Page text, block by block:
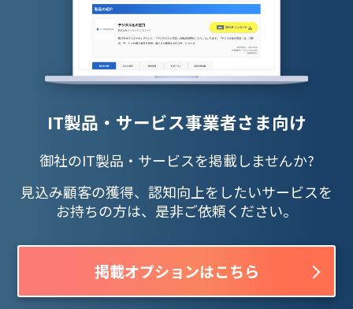
IT製品・サービス事業者さま向け
御社のIT製品・サービスを掲載しませんか?
見込み顧客の獲得、認知向上をしたいサービスを
お持ちの方は、是非ご依頼ください。
掲載オプションはこちら